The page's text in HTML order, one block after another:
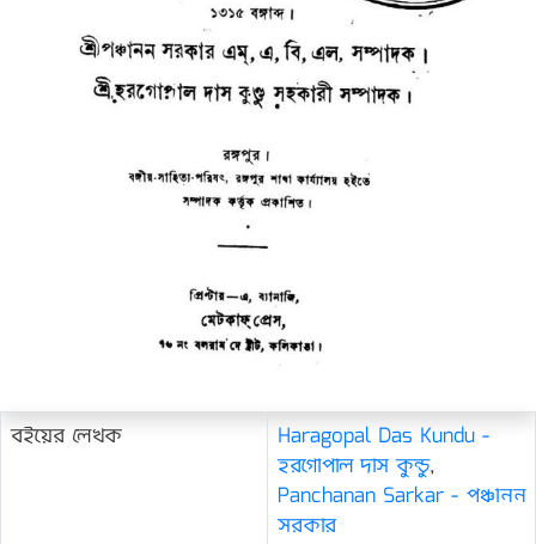
বইয়ের লেখক
Haragopal Das Kundu -
হরগোপাল দাস কুন্ডু,
Panchanan Sarkar - পঞ্চানন
সরকার